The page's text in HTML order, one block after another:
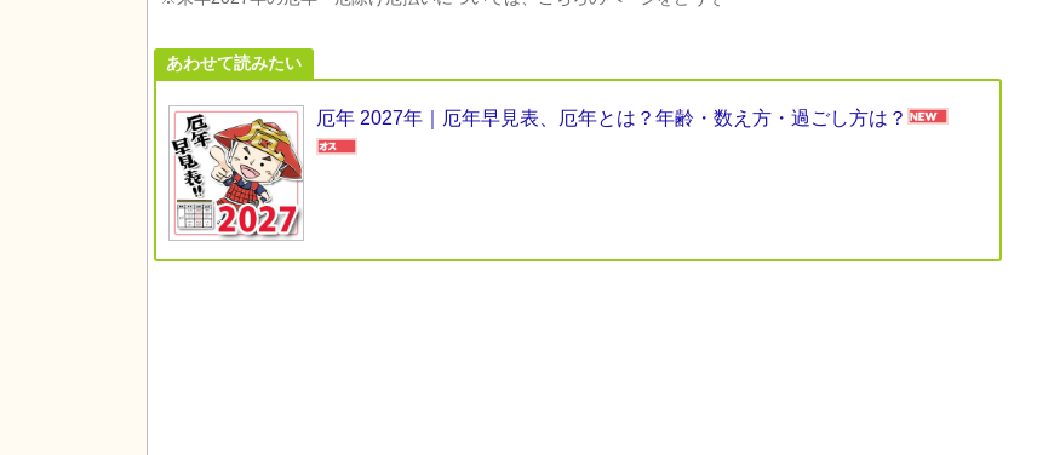
あわせて読みたい
厄年 2027年｜厄年早見表、厄年とは？年齢・数え方・過ごし方は？